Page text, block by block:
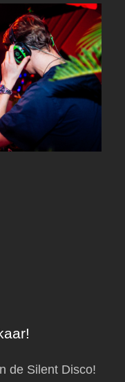
de Silent Disco!